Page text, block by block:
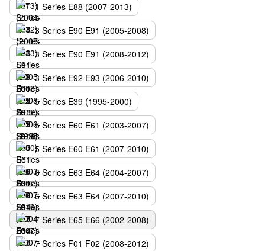
1 Series E88 (2007-2013)
3 Series E90 E91 (2005-2008)
3 Series E90 E91 (2008-2012)
3 Series E92 E93 (2006-2010)
5 Series E39 (1995-2000)
5 Series E60 E61 (2003-2007)
5 Series E60 E61 (2007-2010)
6 Series E63 E64 (2004-2007)
6 Series E63 E64 (2007-2010)
7 Series E65 E66 (2002-2008)
7 Series F01 F02 (2008-2012)